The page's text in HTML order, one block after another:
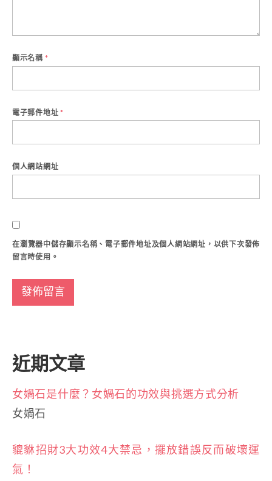
顯示名稱 *
電子郵件地址 *
個人網站網址
在瀏覽器中儲存顯示名稱、電子郵件地址及個人網站網址，以供下次發佈
留言時使用。
近期文章
女媧石是什麼？女媧石的功效與挑選方式分析
女媧石
貔貅招財3大功效4大禁忌，擺放錯誤反而破壞運
氣！